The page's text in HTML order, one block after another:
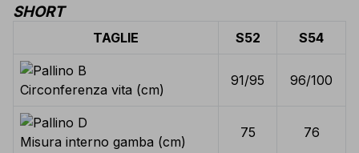
SHORT
TAGLIE S52 S54
Circonferenza vita (cm)
91/95 96/100
Misura interno gamba (cm)
75 76